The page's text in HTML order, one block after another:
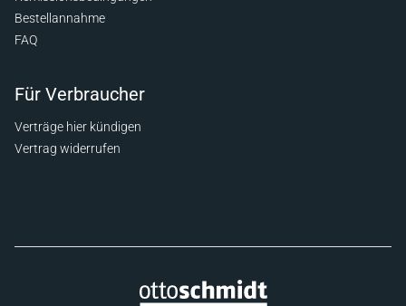
Bestellannahme
FAQ
Für Verbraucher
Verträge hier kündigen
Vertrag widerrufen